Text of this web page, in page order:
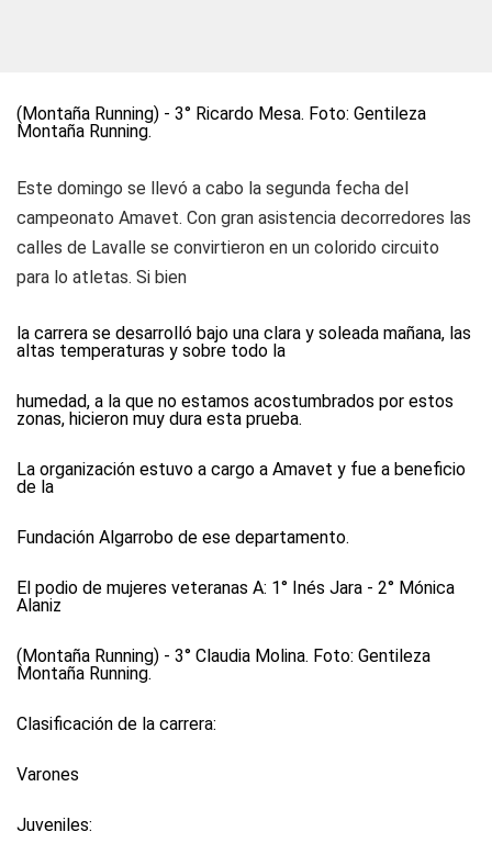
(Montaña Running) - 3° Ricardo Mesa. Foto: Gentileza
Montaña Running.
Este domingo se llevó a cabo la segunda fecha del
campeonato Amavet. Con gran asistencia decorredores las
calles de Lavalle se convirtieron en un colorido circuito
para lo atletas. Si bien
la carrera se desarrolló bajo una clara y soleada mañana, las
altas temperaturas y sobre todo la
humedad, a la que no estamos acostumbrados por estos
zonas, hicieron muy dura esta prueba.
La organización estuvo a cargo a Amavet y fue a beneficio
de la
Fundación Algarrobo de ese departamento.
El podio de mujeres veteranas A: 1° Inés Jara - 2° Mónica
Alaniz
(Montaña Running) - 3° Claudia Molina. Foto: Gentileza
Montaña Running.
Clasificación de la carrera:
Varones
Juveniles: